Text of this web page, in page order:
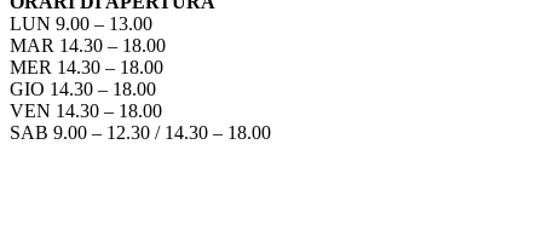
LUN 9.00 – 13.00
MAR 14.30 – 18.00
MER 14.30 – 18.00
GIO 14.30 – 18.00
VEN 14.30 – 18.00
SAB 9.00 – 12.30 / 14.30 – 18.00